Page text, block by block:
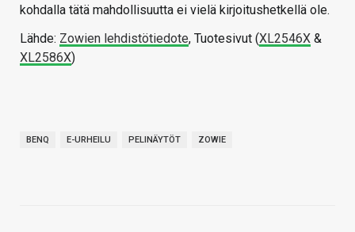
kohdalla tätä mahdollisuutta ei vielä kirjoitushetkellä ole.
Lähde: Zowien lehdistötiedote, Tuotesivut (XL2546X &
XL2586X)
BENQ E-URHEILU PELINÄYTÖT ZOWIE